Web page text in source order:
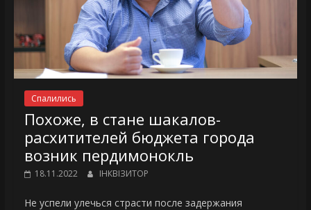
Спалились
Похоже, в стане шакалов-
расхитителей бюджета города
возник пердимонокль
18.11.2022 ІНКВІЗИТОР
Не успели улечься страсти после задержания